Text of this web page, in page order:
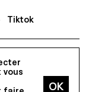
vous
Tiktok